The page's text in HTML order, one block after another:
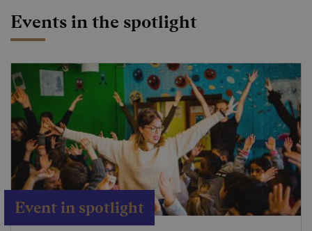
Events in the spotlight
Event in spotlight